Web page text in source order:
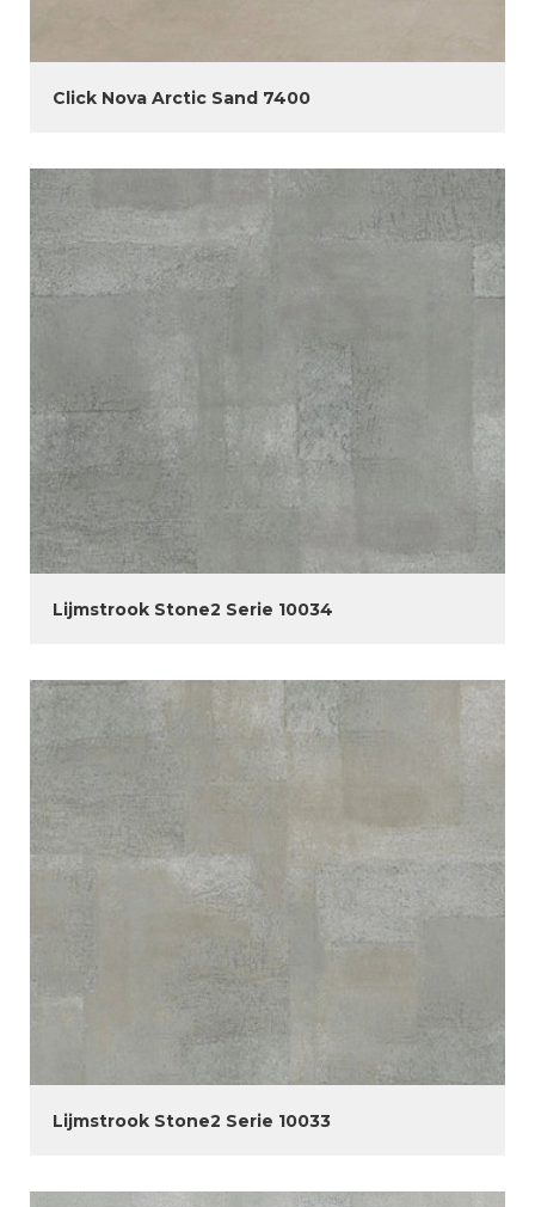
Click Nova Arctic Sand 7400
Lijmstrook Stone2 Serie 10034
Lijmstrook Stone2 Serie 10033